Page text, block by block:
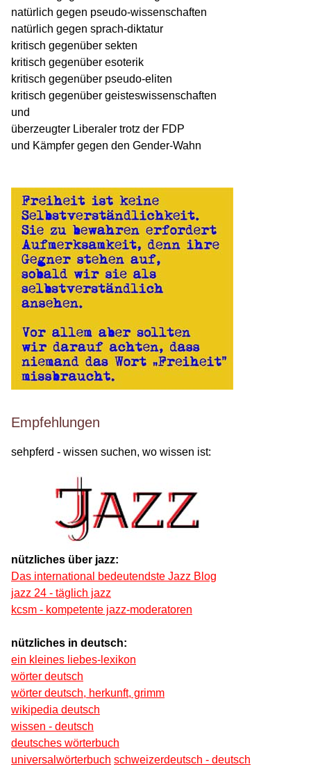
natürlich gegen pseudo-wissenschaften
natürlich gegen sprach-diktatur
kritisch gegenüber sekten
kritisch gegenüber esoterik
kritisch gegenüber pseudo-eliten
kritisch gegenüber geisteswissenschaften
und
überzeugter Liberaler trotz der FDP
und Kämpfer gegen den Gender-Wahn
Empfehlungen
sehpferd - wissen suchen, wo wissen ist:
nützliches über jazz:
Das international bedeutendste Jazz Blog
jazz 24 - täglich jazz
kcsm - kompetente jazz-moderatoren
nützliches in deutsch:
ein kleines liebes-lexikon
wörter deutsch
wörter deutsch, herkunft, grimm
wikipedia deutsch
wissen - deutsch
deutsches wörterbuch
universalwörterbuch schweizerdeutsch - deutsch